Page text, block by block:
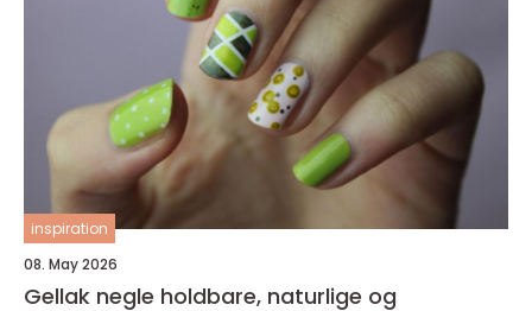
inspiration
08. May 2026
Gellak negle holdbare, naturlige og